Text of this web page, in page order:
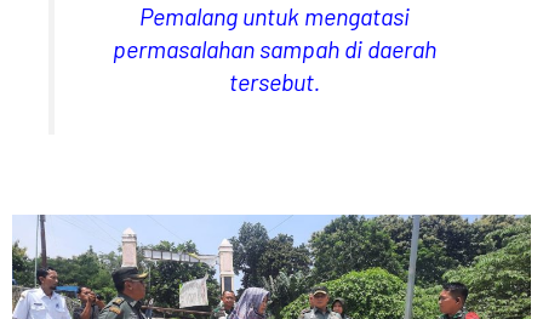
Pemalang untuk mengatasi
permasalahan sampah di daerah
tersebut.